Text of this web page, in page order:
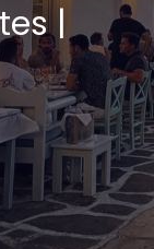
|